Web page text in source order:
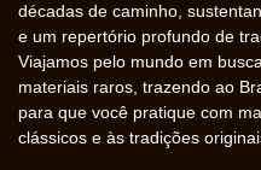
décadas de caminho,
e um repertório profundo de
Viajamos pelo mundo em
materiais raros, trazendo ao
para que você pratique com
clássicos e às tradições